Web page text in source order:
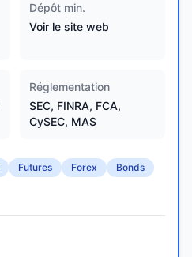
Dépôt min.
Voir le site web
Réglementation
SEC, FINRA, FCA,
CySEC, MAS
Futures Forex
Bonds